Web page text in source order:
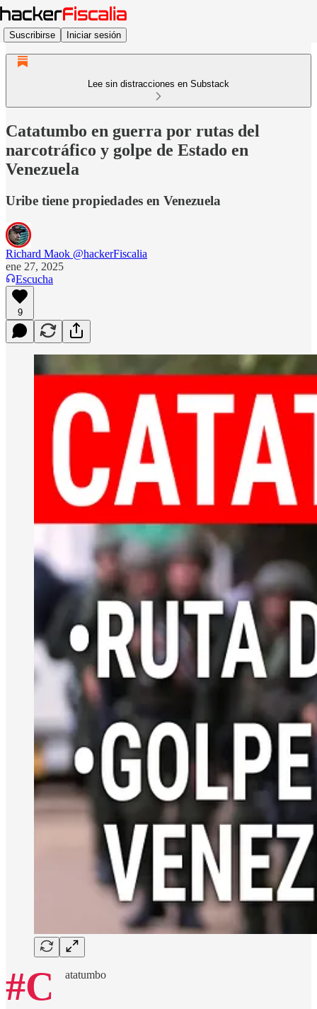
Suscribirse Iniciar sesión
Lee sin distracciones en Substack
Catatumbo en guerra por rutas del
narcotráfico y golpe de Estado en
Venezuela
Uribe tiene propiedades en Venezuela
Richard Maok @hackerFiscalia
ene 27, 2025
Escucha
9
#C atatumbo